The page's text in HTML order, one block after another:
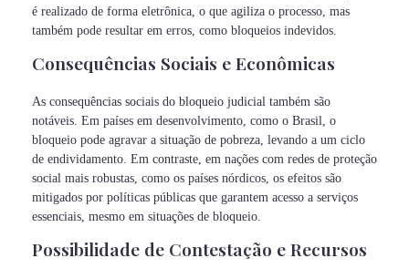
é realizado de forma eletrônica, o que agiliza o processo, mas
também pode resultar em erros, como bloqueios indevidos.
Consequências Sociais e Econômicas
As consequências sociais do bloqueio judicial também são
notáveis. Em países em desenvolvimento, como o Brasil, o
bloqueio pode agravar a situação de pobreza, levando a um ciclo
de endividamento. Em contraste, em nações com redes de proteção
social mais robustas, como os países nórdicos, os efeitos são
mitigados por políticas públicas que garantem acesso a serviços
essenciais, mesmo em situações de bloqueio.
Possibilidade de Contestação e Recursos